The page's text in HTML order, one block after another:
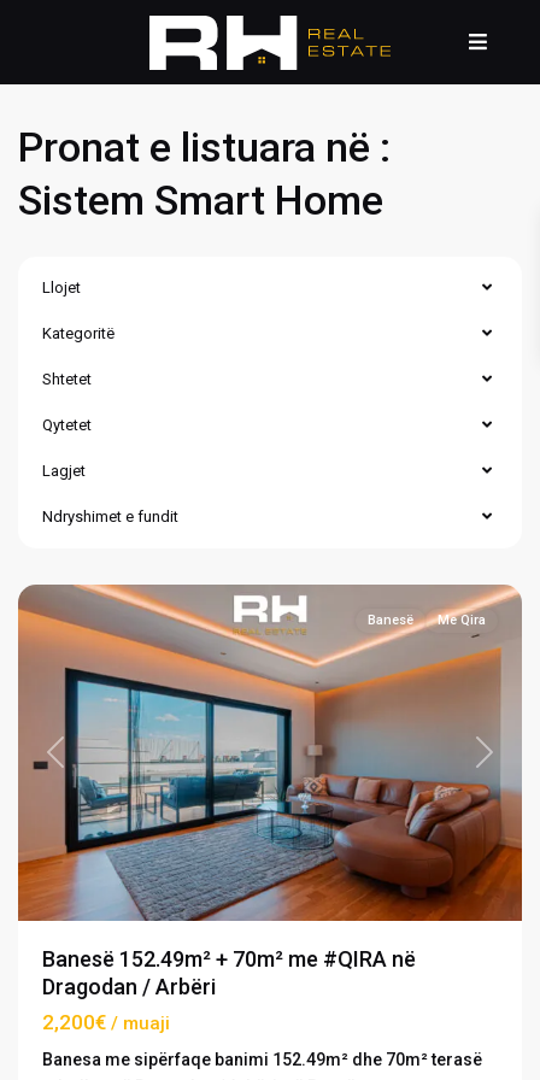
Pronat e listuara në :
Sistem Smart Home
Llojet
Kategoritë
Shtetet
Qytetet
Lagjet
Ndryshimet e fundit
Dragodan
Previous Next
Banesë Me Qira
Banesë 152.49m² + 70m² me #QIRA në
Dragodan / Arbëri
2,200€ / muaji
Banesa me sipërfaqe banimi 152.49m² dhe 70m² terasë